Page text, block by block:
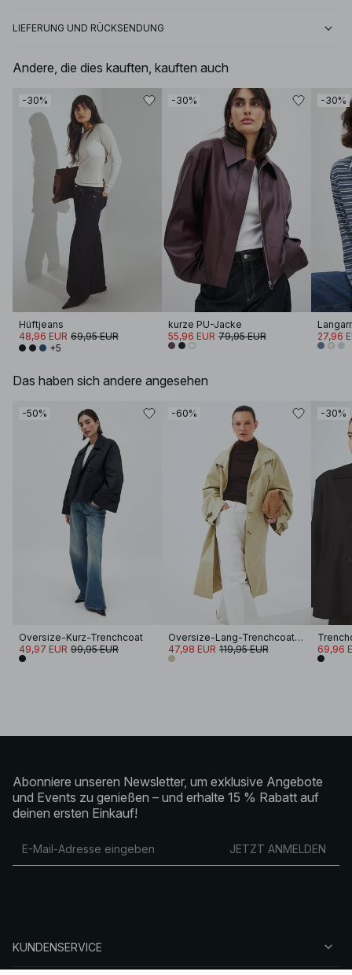
LIEFERUNG UND RÜCKSENDUNG
Andere, die dies kauften, kauften auch
-30%
Hüftjeans
48,96 EUR 69,95 EUR
+5
-30%
kurze PU-Jacke
55,96 EUR 79,95 EUR
-30%
27,96
Das haben sich andere angesehen
-50%
Oversize-Kurz-Trenchcoat
49,97 EUR 99,95 EUR
-60%
Oversize-Lang-Trenchcoat mit hohem Kragen
47,98 EUR 119,95 EUR
-30%
69,96
Abonniere unseren Newsletter, um exklusive Angebote
und Events zu genießen – und erhalte 15 % Rabatt auf
deinen ersten Einkauf!
JETZT ANMELDEN
KUNDENSERVICE